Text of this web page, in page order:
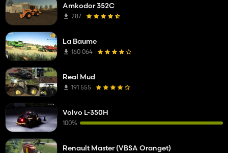
Amkodor 352C
287
La Baume
160 064
Real Mud
191 555
Volvo L-350H
100%
Renault Master (VBSA Oranget)